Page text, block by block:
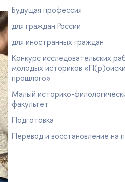
Будущая профессия
для граждан России
для иностранных граждан
Конкурс исследовательских
молодых историков «П(р)оиски
прошлого»
Малый историко-
факультет
Подготовка
Перевод и восстановление на